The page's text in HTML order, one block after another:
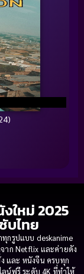
ใหม่ 2025
บไทย
กรูปแบบ deskanime
าก Netflix และค่ายดัง
และ หนังจีน ครบทุก
น์ฟรี ระดับ 4K ที่ทำให้